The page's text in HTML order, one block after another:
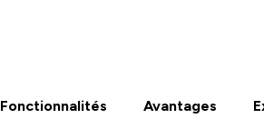
Fonctionnalités Avantages